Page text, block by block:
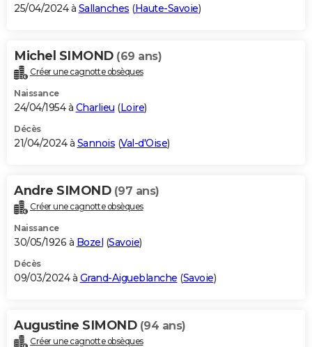
25/04/2024 à Sallanches (Haute-Savoie)
Michel SIMOND (69 ans)
Créer une cagnotte obsèques
Naissance
24/04/1954 à Charlieu (Loire)
Décès
21/04/2024 à Sannois (Val-d'Oise)
Andre SIMOND (97 ans)
Créer une cagnotte obsèques
Naissance
30/05/1926 à Bozel (Savoie)
Décès
09/03/2024 à Grand-Aigueblanche (Savoie)
Augustine SIMOND (94 ans)
Créer une cagnotte obsèques